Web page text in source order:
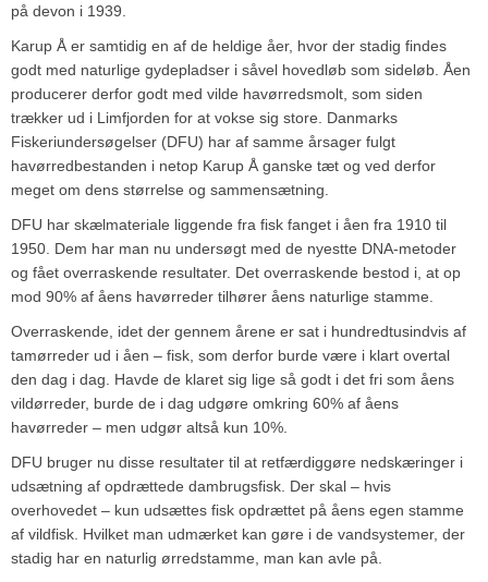
på devon i 1939.
Karup Å er samtidig en af de heldige åer, hvor der stadig findes
godt med naturlige gydepladser i såvel hovedløb som sideløb. Åen
producerer derfor godt med vilde havørredsmolt, som siden
trækker ud i Limfjorden for at vokse sig store. Danmarks
Fiskeriundersøgelser (DFU) har af samme årsager fulgt
havørredbestanden i netop Karup Å ganske tæt og ved derfor
meget om dens størrelse og sammensætning.
DFU har skælmateriale liggende fra fisk fanget i åen fra 1910 til
1950. Dem har man nu undersøgt med de nyestte DNA-metoder
og fået overraskende resultater. Det overraskende bestod i, at op
mod 90% af åens havørreder tilhører åens naturlige stamme.
Overraskende, idet der gennem årene er sat i hundredtusindvis af
tamørreder ud i åen – fisk, som derfor burde være i klart overtal
den dag i dag. Havde de klaret sig lige så godt i det fri som åens
vildørreder, burde de i dag udgøre omkring 60% af åens
havørreder – men udgør altså kun 10%.
DFU bruger nu disse resultater til at retfærdiggøre nedskæringer i
udsætning af opdrættede dambrugsfisk. Der skal – hvis
overhovedet – kun udsættes fisk opdrættet på åens egen stamme
af vildfisk. Hvilket man udmærket kan gøre i de vandsystemer, der
stadig har en naturlig ørredstamme, man kan avle på.